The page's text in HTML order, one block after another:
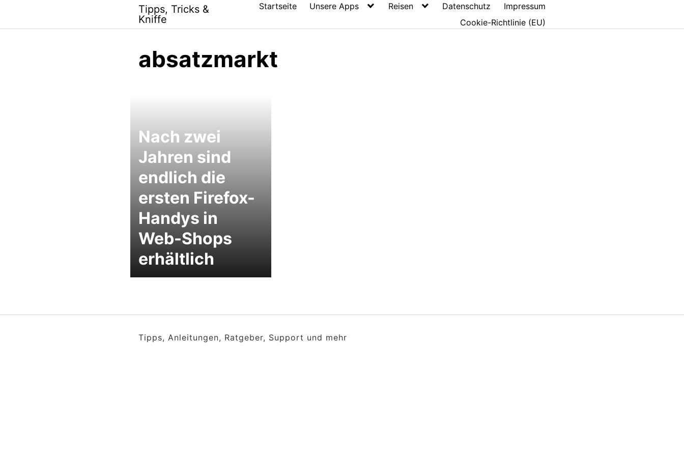
content
Tipps, Tricks &
Kniffe
Startseite Unsere Apps Reisen Datenschutz
Impressum
Cookie-Richtlinie (EU)
absatzmarkt
Nach zwei
Jahren sind
endlich die
ersten Firefox-
Handys in
Web-Shops
erhältlich
Tipps, Anleitungen, Ratgeber, Support und mehr